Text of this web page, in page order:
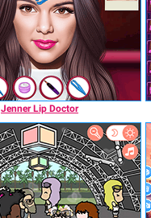
Jenner Lip Doctor